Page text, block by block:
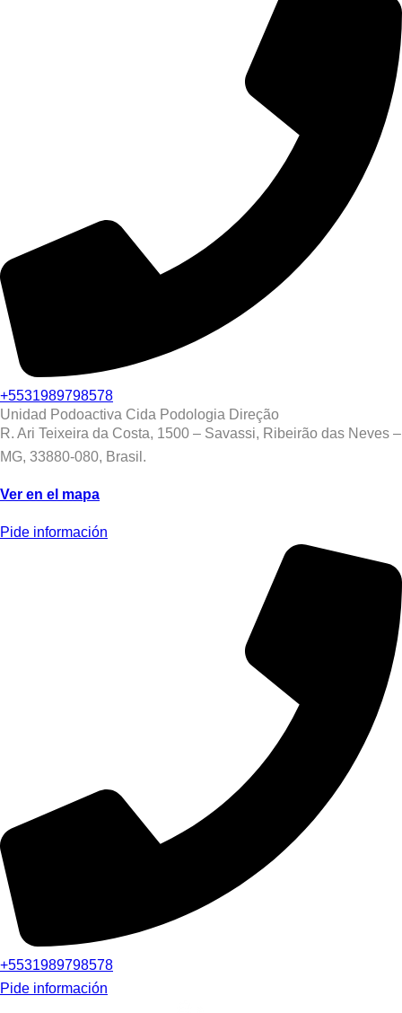
+5531989798578
Unidad Podoactiva Cida Podologia Direção
R. Ari Teixeira da Costa, 1500 – Savassi, Ribeirão das Neves –
MG, 33880-080, Brasil.
Ver en el mapa
Pide información
+5531989798578
Pide información